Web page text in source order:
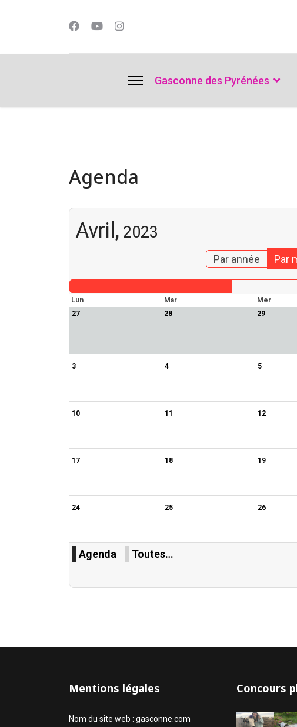
Gasconne des Pyrénées
Agenda
Avril, 2023
Par année Par
Lun Mar Mer
27
28 29
3 4 5
10 11 12
17 18 19
24 25 26
Agenda Toutes…
Mentions légales
Nom du site web : gasconne.com
Concours